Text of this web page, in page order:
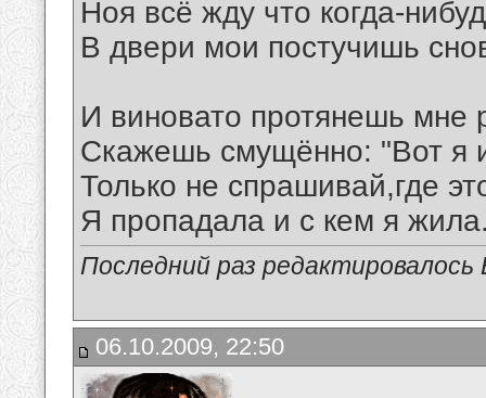
Ноя всё жду что когда-
В двери мои постучишь
И виновато протянешь мне
Скажешь смущённо: "Вот я
Только не спрашивай,где
Я пропадала и с кем я
Последний раз
06.10.2009, 22:50